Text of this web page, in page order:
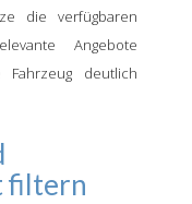
die verfügbaren
Angebote
deutlich
filtern